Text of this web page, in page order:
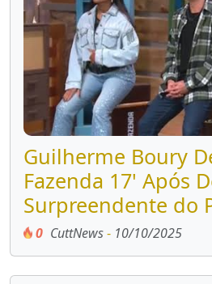
Guilherme Boury
Fazenda 17' Após
Surpreendente do
0 CuttNews- 10/10/2025